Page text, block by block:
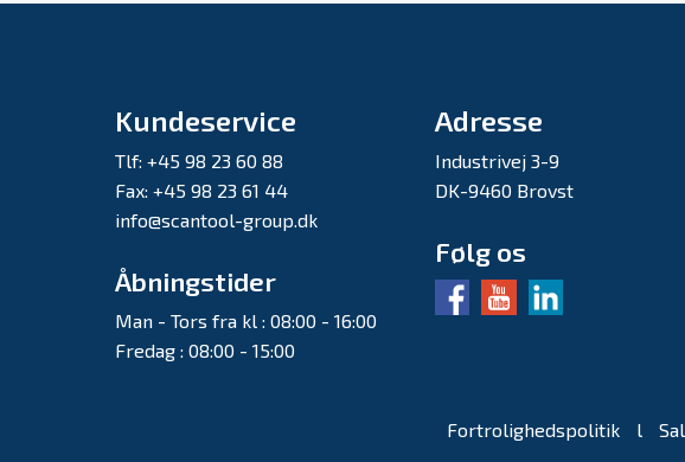
Kundeservice
Tlf: +45 98 23 60 88
Fax: +45 98 23 61 44
info@scantool-group.dk
Åbningstider
Man - Tors fra kl : 08:00 - 16:00
Fredag : 08:00 - 15:00
Adresse
Industrivej 3-9
DK-9460 Brovst
Følg os
Fortrolighedspolitik l